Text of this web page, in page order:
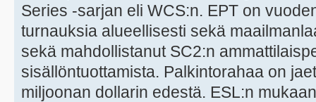
Series -sarjan eli WCS:n. EPT on
turnauksia alueellisesti sekä
sekä mahdollistanut SC2:n
sisällöntuottamista. Palkintorahaa on
miljoonan dollarin edestä. ESL:n